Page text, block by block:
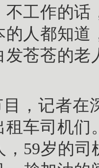
不工作的
的人都知
发苍苍的老
，记者在
租车司机们
，59岁的